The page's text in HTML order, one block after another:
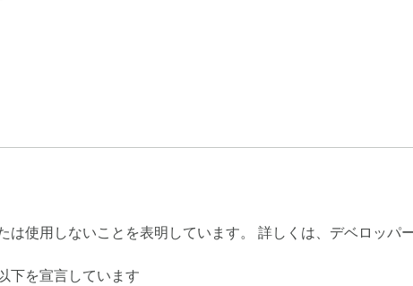
は使用しないことを表明しています。 詳しくは、デベロッパ
下を宣言しています